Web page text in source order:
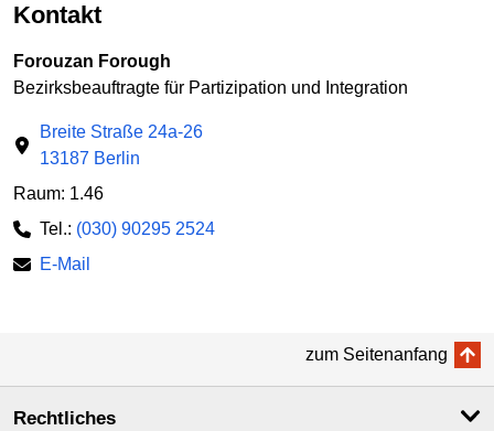
Kontakt
Forouzan Forough
Bezirksbeauftragte für Partizipation und Integration
Breite Straße 24a-26
13187 Berlin
Raum: 1.46
Tel.: (030) 90295 2524
E-Mail
zum Seitenanfang
Rechtliches